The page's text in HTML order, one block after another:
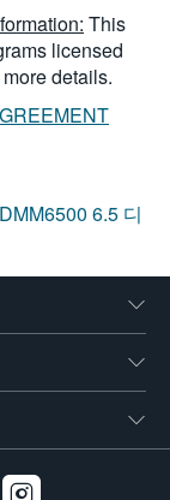
This
licensed
details.
6.5 디